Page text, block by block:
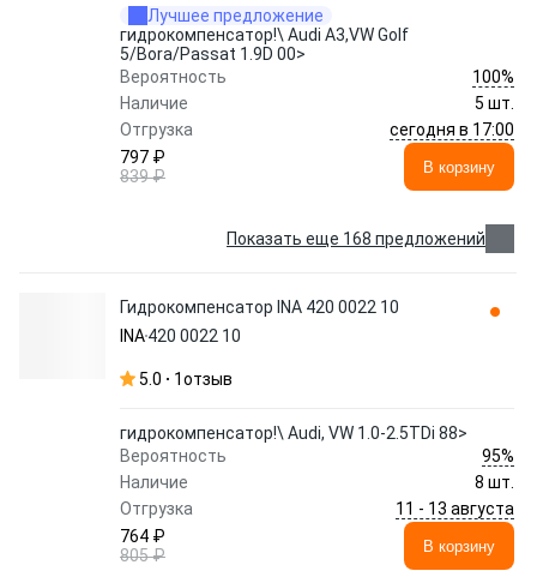
Лучшее предложение
гидрокомпенсатор!\ Audi A3,VW Golf
5/Bora/Passat 1.9D 00>
Вероятность
100%
Наличие
5 шт.
Отгрузка
сегодня в 17:00
797 ₽
839 ₽
В корзину
Показать еще 168 предложений
Гидрокомпенсатор INA 420 0022 10
INA420 0022 10
5.0 1отзыв
гидрокомпенсатор!\ Audi, VW 1.0-2.5TDi 88>
Вероятность
95%
Наличие
8 шт.
Отгрузка
11 - 13 августа
764 ₽
805 ₽
В корзину